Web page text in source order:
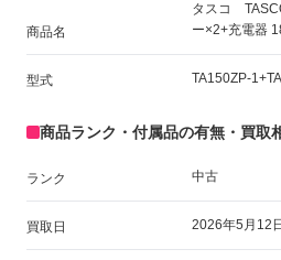
商品名
タスコ
ー×2+充電器
型式 TA150ZP-
商品ランク・付属品の有無・買取
ランク 中古
買取日 2026年5月12日